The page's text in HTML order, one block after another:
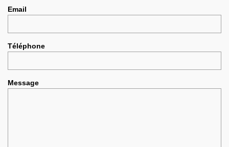
Email
Téléphone
Message